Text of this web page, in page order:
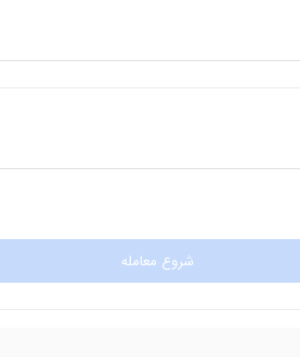
شروع معامله